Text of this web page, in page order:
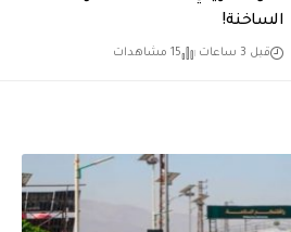
الساخنة!
قبل 3 ساعات 15 مشاهدات